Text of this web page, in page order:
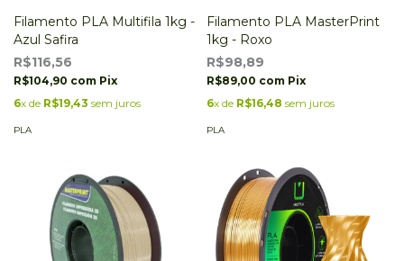
Filamento PLA Multifila 1kg -
Azul Safira
R$116,56
R$104,90 com Pix
6x de R$19,43 sem juros
PLA
Filamento PLA MasterPrint
1kg - Roxo
R$98,89
R$89,00 com Pix
6x de R$16,48 sem juros
PLA